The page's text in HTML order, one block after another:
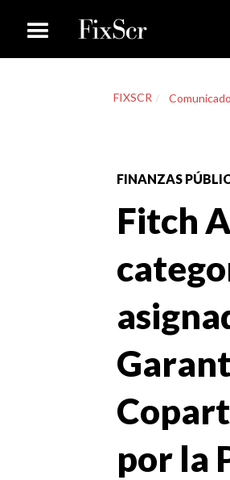
FIXSCR
FINANZAS
Fitch
por la